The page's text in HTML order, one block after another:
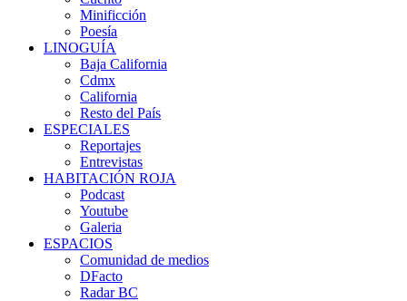
Minificción
Poesía
LINOGUÍA
Baja California
Cdmx
California
Resto del País
ESPECIALES
Reportajes
Entrevistas
HABITACIÓN ROJA
Podcast
Youtube
Galeria
ESPACIOS
Comunidad de medios
DFacto
Radar BC